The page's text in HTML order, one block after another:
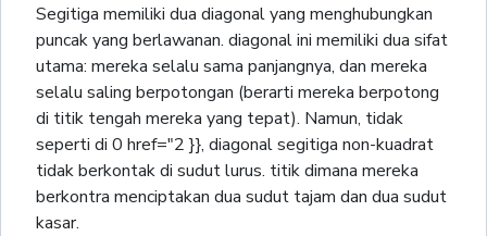
Segitiga memiliki dua diagonal yang menghubungkan
puncak yang berlawanan. diagonal ini memiliki dua sifat
utama: mereka selalu sama panjangnya, dan mereka
selalu saling berpotongan (berarti mereka berpotong
di titik tengah mereka yang tepat). Namun, tidak
seperti di 0 href="2 }}, diagonal segitiga non-kuadrat
tidak berkontak di sudut lurus. titik dimana mereka
berkontra menciptakan dua sudut tajam dan dua sudut
kasar.